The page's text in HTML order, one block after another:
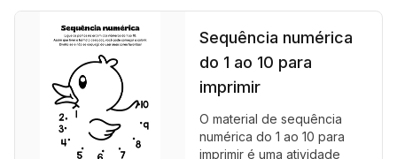
Sequência numérica
do 1 ao 10 para
imprimir
O material de sequência
numérica do 1 ao 10 para
imprimir é uma atividade